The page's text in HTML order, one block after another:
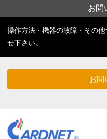
お問
操作方法・機器の故障・その
せ下さい。
お問